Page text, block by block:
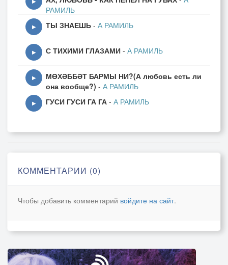
Верил я, как ребёнок,
А в карманах у него — лишь лес
Шепчет: "Всё будет, поверь,
Ты открой только дверь,
Я решу все вопросы,
Твой обман, как туман,
Разойдётся по свету,
Ты игрок, я капкан,
Уходи, я тебе не верю.
РАМИЛЬ
▶ ТЫ ЗНАЕШЬ - А РАМИЛЬ
▶ С ТИХИМИ ГЛАЗАМИ - А РАМИЛЬ
▶
МӨХӘББӘТ БАРМЫ НИ?(А любовь есть ли
она вообще?) - А РАМИЛЬ
▶ ГУСИ ГУСИ ГА ГА - А РАМИЛЬ
КОММЕНТАРИИ (0)
Чтобы добавить комментарий войдите на сайт.